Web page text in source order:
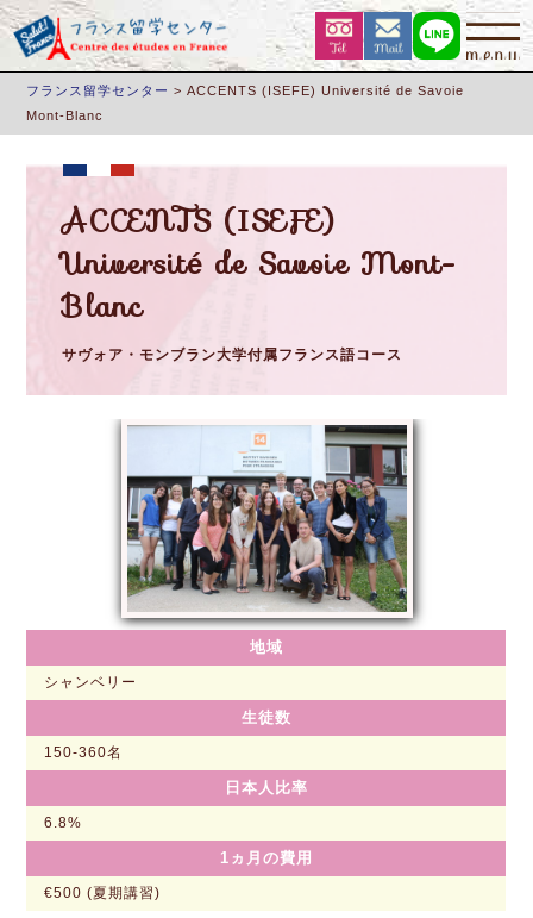
フランス留学センター >ACCENTS (ISEFE) Université de Savoie
Mont-Blanc
ACCENTS (ISEFE)
Université de Savoie Mont-
Blanc
サヴォア・モンブラン大学付属フランス語コース
地域
シャンベリー
生徒数
150-360名
日本人比率
6.8%
1ヵ月の費用
€500 (夏期講習)